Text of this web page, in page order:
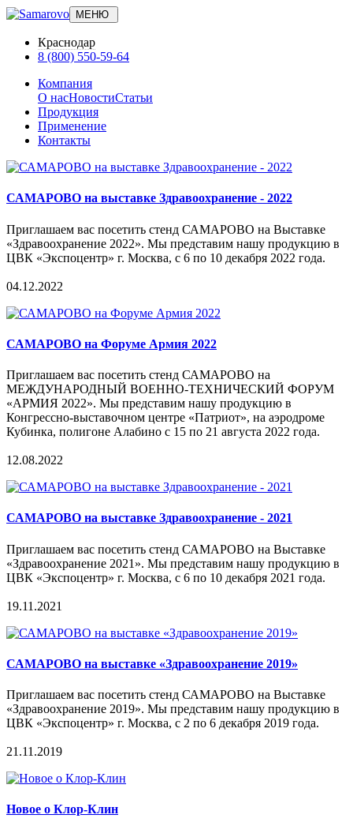
МЕНЮ
Краснодар
8 (800) 550-59-64
Компания
О насНовостиСтатьи
Продукция
Применение
Контакты
САМАРОВО на выставке Здравоохранение - 2022
Приглашаем вас посетить стенд САМАРОВО на Выставке
«Здравоохранение 2022». Мы представим нашу продукцию в
ЦВК «Экспоцентр» г. Москва, с 6 по 10 декабря 2022 года.
04.12.2022
САМАРОВО на Форуме Армия 2022
Приглашаем вас посетить стенд САМАРОВО на
МЕЖДУНАРОДНЫЙ ВОЕННО-ТЕХНИЧЕСКИЙ ФОРУМ
«АРМИЯ 2022». Мы представим нашу продукцию в
Конгрессно-выставочном центре «Патриот», на аэродроме
Кубинка, полигоне Алабино с 15 по 21 августа 2022 года.
12.08.2022
САМАРОВО на выставке Здравоохранение - 2021
Приглашаем вас посетить стенд САМАРОВО на Выставке
«Здравоохранение 2021». Мы представим нашу продукцию в
ЦВК «Экспоцентр» г. Москва, с 6 по 10 декабря 2021 года.
19.11.2021
САМАРОВО на выставке «Здравоохранение 2019»
Приглашаем вас посетить стенд САМАРОВО на Выставке
«Здравоохранение 2019». Мы представим нашу продукцию в
ЦВК «Экспоцентр» г. Москва, с 2 по 6 декабря 2019 года.
21.11.2019
Новое о Клор-Клин